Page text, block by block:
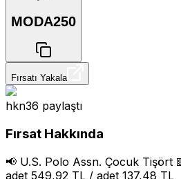
MODA250
Fırsatı Yakala
hkn36 paylaştı
Fırsat Hakkında
📢 U.S. Polo Assn. Çocuk Tişört
adet 549,92 TL / adet 137,48 TL